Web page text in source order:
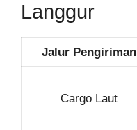
Langgur
Jalur Pengiriman
Cargo Laut